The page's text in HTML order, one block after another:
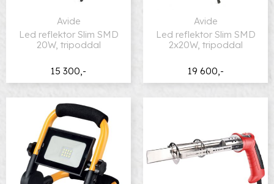
15 300,-
Avide
Led reflektor Slim SMD
20W, tripoddal
19 600,-
Avide
Led reflektor Slim SMD
2x20W, tripoddal